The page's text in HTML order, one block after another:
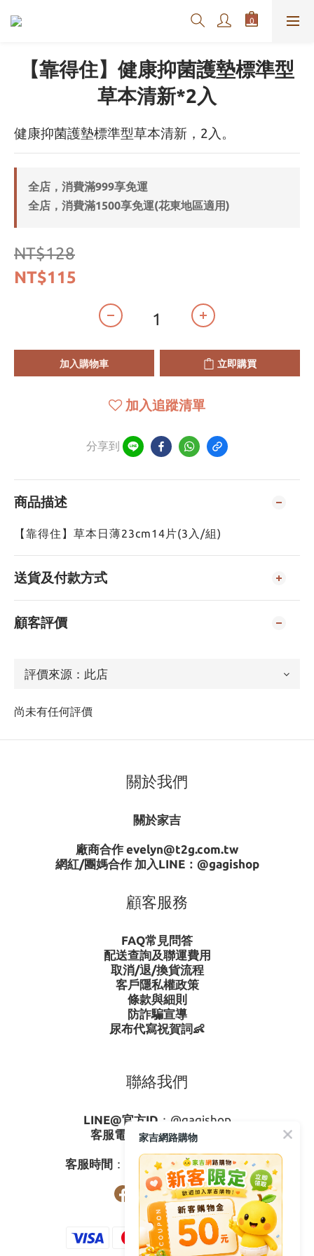
【靠得住】健康抑菌護墊標準型
草本清新*2入
健康抑菌護墊標準型草本清新，2入。
全店，消費滿999享免運
全店，消費滿1500享免運(花東地區適用)
NT$128
NT$115
加入購物車 立即購買
加入追蹤清單
分享到
商品描述
【靠得住】草本日薄23cm14片(3入/組)
送貨及付款方式
顧客評價
尚未有任何評價
關於我們
關於家吉
廠商合作 evelyn@t2g.com.tw
網紅/團媽合作 加入LINE： @gagishop
顧客服務
FAQ常見問答
配送查詢及聯運費用
取消/退/換貨流程
客戶隱私權政策
條款與細則
防詐騙宣導
尿布代寫祝賀詞👶
聯絡我們
LINE@官方ID ： @gagishop
客服電話 ：0800-273795
客服時間 ：週一至週五08:30-17:30
家吉網路購物